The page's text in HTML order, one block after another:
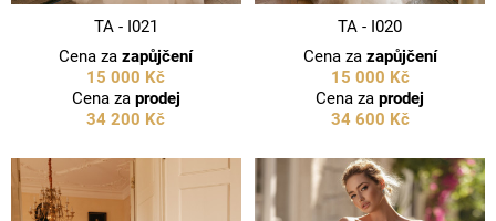
TA - I021
Cena zazapůjčení
15 000 Kč
Cena za prodej
34 200 Kč
TA - I020
Cena za zapůjčení
15 000 Kč
Cena zaprodej
34 600 Kč